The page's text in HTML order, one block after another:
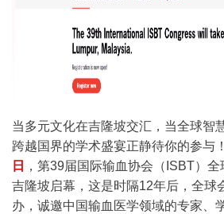
当多元文化在吉隆坡交汇，当全球智
跨越国界的学术盛宴正静待你的参与！
日
，第39届国际输血协会（ISBT）
吉隆坡启幕，这是时隔12年后，全球
办，诚邀中国输血医学领域的专家、